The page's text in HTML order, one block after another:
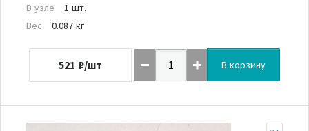
В узле
1 шт.
Вес
0.087 кг
521 ₽/шт В корзину